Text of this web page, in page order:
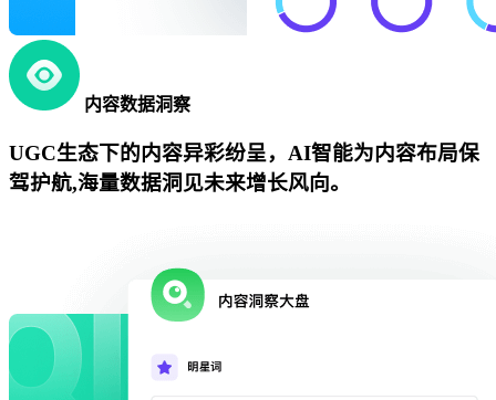
内容数据洞察
UGC生态下的内容异彩纷呈，AI智能为内容布局保
驾护航,海量数据洞见未来增长风向。